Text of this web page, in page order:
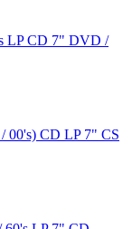
LPCD 7" DVD /
00's) CD LP 7" CS